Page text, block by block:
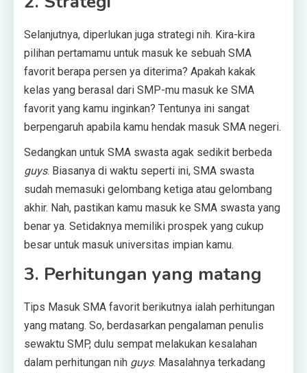
Selanjutnya, diperlukan juga strategi nih. Kira-kira
pilihan pertamamu untuk masuk ke sebuah SMA
favorit berapa persen ya diterima? Apakah kakak
kelas yang berasal dari SMP-mu masuk ke SMA
favorit yang kamu inginkan? Tentunya ini sangat
berpengaruh apabila kamu hendak masuk SMA negeri.
Sedangkan untuk SMA swasta agak sedikit berbeda
guys. Biasanya di waktu seperti ini, SMA swasta
sudah memasuki gelombang ketiga atau gelombang
akhir. Nah, pastikan kamu masuk ke SMA swasta yang
benar ya. Setidaknya memiliki prospek yang cukup
besar untuk masuk universitas impian kamu.
3. Perhitungan yang matang
Tips Masuk SMA favorit berikutnya ialah perhitungan
yang matang. So, berdasarkan pengalaman penulis
sewaktu SMP, dulu sempat melakukan kesalahan
dalam perhitungan nih guys. Masalahnya terkadang